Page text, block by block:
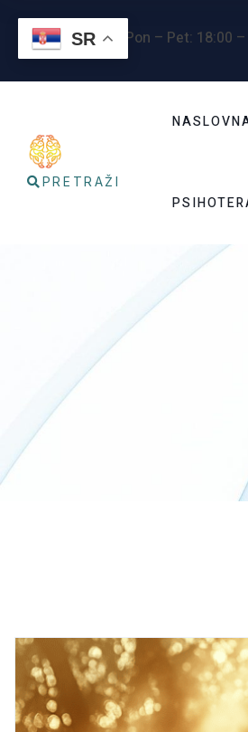
Radno vreme : Pon – Pet: 18:00
PRETRAŽI
SR